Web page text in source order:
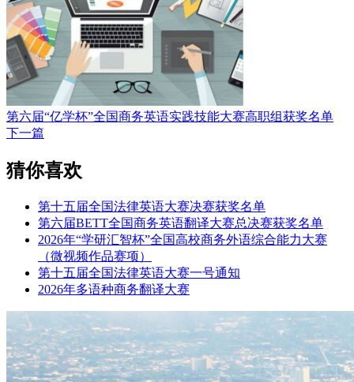
第六届“亿学杯”全国商务英语实践技能大赛高职组获奖名单
下一篇
猜你喜欢
第十五届全国法律英语大赛决赛获奖名单
第六届BETT全国商务英语翻译大赛总决赛获奖名单
2026年“学研汇智杯”全国高校商务外语综合能力大赛
（微视频作品赛项）
第十五届全国法律英语大赛一号通知
2026年多语种商务翻译大赛